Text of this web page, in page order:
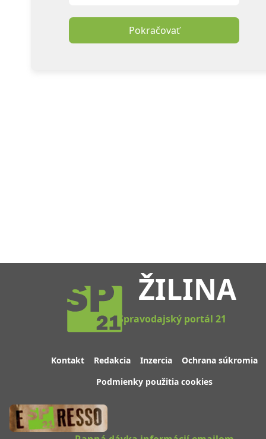
Pokračovať
ŽILINA
Spravodajský portál 21
Kontakt Redakcia Inzercia
Ochrana súkromia
Podmienky použitia cookies